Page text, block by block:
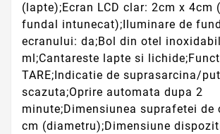
(lapte);Ecran LCD clar: 2cm x 4cm
fundal intunecat);Iluminare de
ecranului: da;Bol din otel
ml;Cantareste lapte si
TARE;Indicatie de suprasarcina/
scazuta;Oprire automata dupa 2
minute;Dimensiunea suprafetei de
cm (diametru);Dimensiune